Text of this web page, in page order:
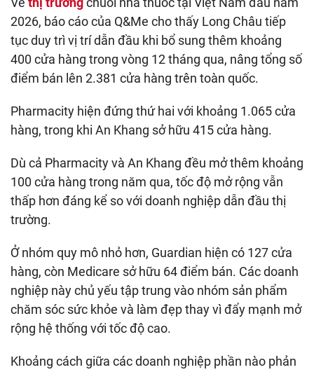
2026, báo cáo của Q&Me cho thấy Long Châu tiếp
tục duy trì vị trí dẫn đầu khi bổ sung thêm khoảng
400 cửa hàng trong vòng 12 tháng qua, nâng tổng số
100 cửa hàng trong năm qua, tốc độ mở rộng vẫn
thấp hơn đáng kể so với doanh nghiệp dẫn đầu thị
hàng, còn Medicare sở hữu 64 điểm bán. Các doanh
nghiệp này chủ yếu tập trung vào nhóm sản phẩm
chăm sóc sức khỏe và làm đẹp thay vì đẩy mạnh mở